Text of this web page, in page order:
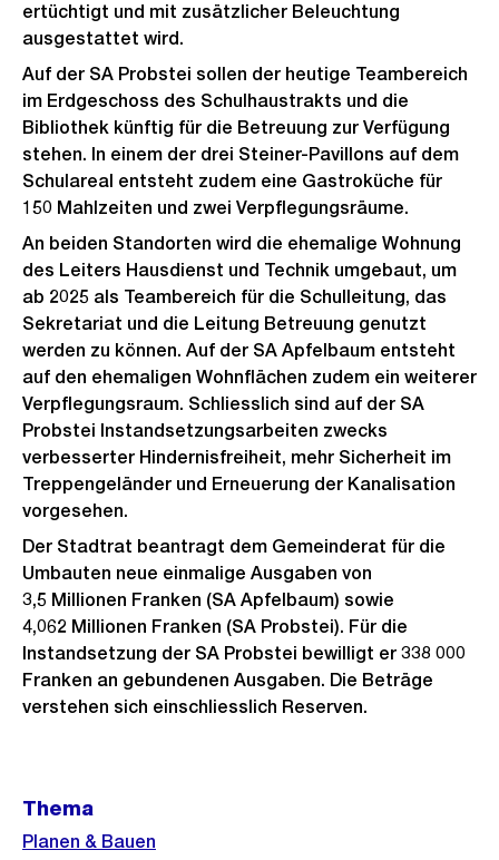
ertüchtigt und mit zusätzlicher Beleuchtung
ausgestattet wird.
Auf der SA Probstei sollen der heutige Teambereich
im Erdgeschoss des Schulhaustrakts und die
Bibliothek künftig für die Betreuung zur Verfügung
stehen. In einem der drei Steiner-Pavillons auf dem
Schulareal entsteht zudem eine Gastroküche für
150 Mahlzeiten und zwei Verpflegungsräume.
An beiden Standorten wird die ehemalige Wohnung
des Leiters Hausdienst und Technik umgebaut, um
ab 2025 als Teambereich für die Schulleitung, das
Sekretariat und die Leitung Betreuung genutzt
werden zu können. Auf der SA Apfelbaum entsteht
auf den ehemaligen Wohnflächen zudem ein weiterer
Verpflegungsraum. Schliesslich sind auf der SA
Probstei Instandsetzungsarbeiten zwecks
verbesserter Hindernisfreiheit, mehr Sicherheit im
Treppengeländer und Erneuerung der Kanalisation
vorgesehen.
Der Stadtrat beantragt dem Gemeinderat für die
Umbauten neue einmalige Ausgaben von
3,5 Millionen Franken (SA Apfelbaum) sowie
4,062 Millionen Franken (SA Probstei). Für die
Instandsetzung der SA Probstei bewilligt er 338 000
Franken an gebundenen Ausgaben. Die Beträge
verstehen sich einschliesslich Reserven.
Informationen
Thema
Planen & Bauen